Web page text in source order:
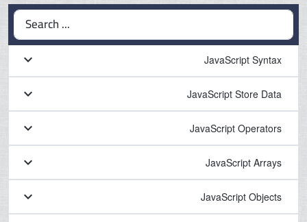
Search ...
JavaScript Syntax
keyboard_arrow_down
JavaScript Store Data
keyboard_arrow_down
JavaScript Operators
keyboard_arrow_down
JavaScript Arrays
keyboard_arrow_down
JavaScript Objects
keyboard_arrow_down